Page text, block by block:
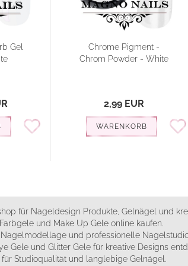
Gel
Chrome Pigment -
Chrom Powder - White
2,99 EUR
WARENKORB
für Nageldesign Produkte, Gelnägel und
und Make Up Gele online kaufen.
und professionelle
Gele und Glitter Gele für kreative Designs
Studioqualität und langlebige Gelnägel.